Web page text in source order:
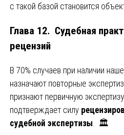
с такой базой становится
Глава 12. Судебная
рецензий
В 70% случаев при наличии
назначают повторные
признают первичную
подтверждает силу
судебной экспертизы . 🏛️